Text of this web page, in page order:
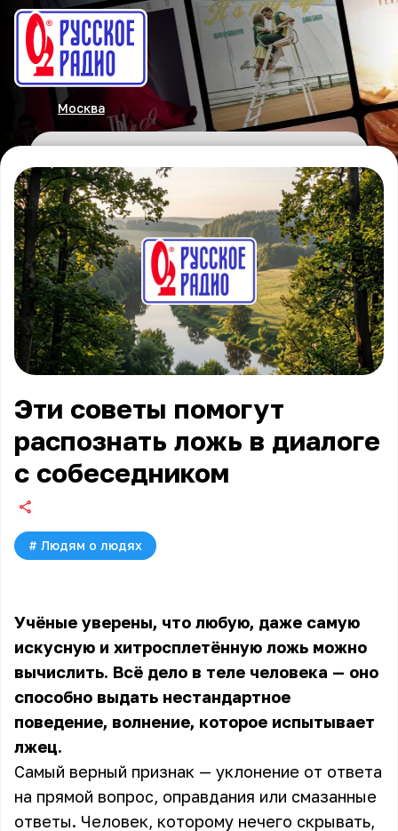
Москва
Эти советы помогут
распознать ложь в диалоге
с собеседником
# Людям о людях
Учёные уверены, что любую, даже самую
искусную и хитросплетённую ложь можно
вычислить. Всё дело в теле человека — оно
способно выдать нестандартное
поведение, волнение, которое испытывает
лжец.
Самый верный признак — уклонение от ответа
на прямой вопрос, оправдания или смазанные
ответы. Человек, которому нечего скрывать,